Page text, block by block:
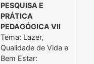
PESQUISA E
PRÁTICA
PEDAGÓGICA VII
Tema: Lazer,
Qualidade de Vida e
Bem Estar: